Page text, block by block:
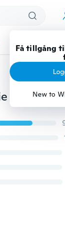
Få tillgång
New to
Djurtillbehör
3D kattformad aluminium mögel kexverktyg DIY Cookie Cake Mold Jelly Pastry Cutter Baking Mold Cake Decorating Tool